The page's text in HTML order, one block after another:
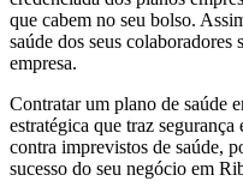
que cabem no seu bolso.
saúde dos seus colaboradores
empresa.
Contratar um plano de saúde
estratégica que traz
contra imprevistos de saúde,
sucesso do seu negócio em